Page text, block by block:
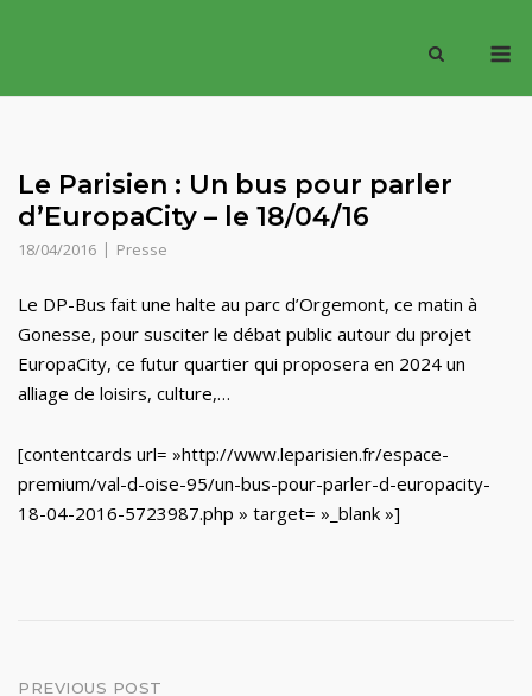
Le Parisien : Un bus pour parler
d’EuropaCity – le 18/04/16
18/04/2016 Presse
Le DP-Bus fait une halte au parc d’Orgemont, ce matin à
Gonesse, pour susciter le débat public autour du projet
EuropaCity, ce futur quartier qui proposera en 2024 un
alliage de loisirs, culture,…
[contentcards url= »http://www.leparisien.fr/espace-
premium/val-d-oise-95/un-bus-pour-parler-d-europacity-
18-04-2016-5723987.php » target= »_blank »]
PREVIOUS POST